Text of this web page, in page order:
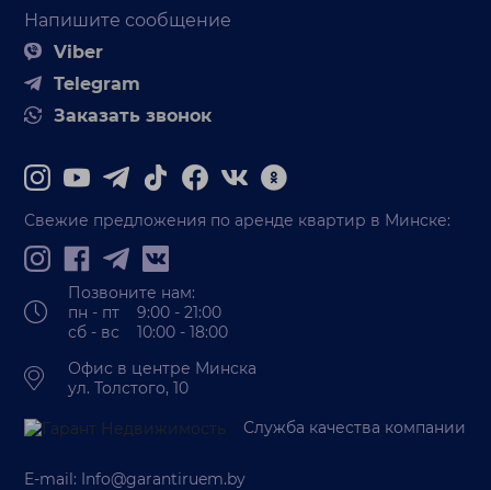
Напишите сообщение
Viber
Telegram
Заказать звонок
Свежие предложения по аренде квартир в Минске:
Позвоните нам:
пн - пт 9:00 - 21:00
сб - вс 10:00 - 18:00
Офис в центре Минска
ул. Толстого, 10
Служба качества компании
E-mail: Info@garantiruem.by